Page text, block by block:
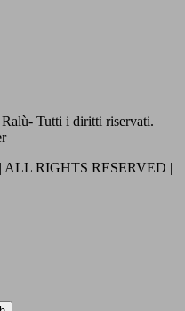
Tutti i diritti riservati.
ALL RIGHTS RESERVED |